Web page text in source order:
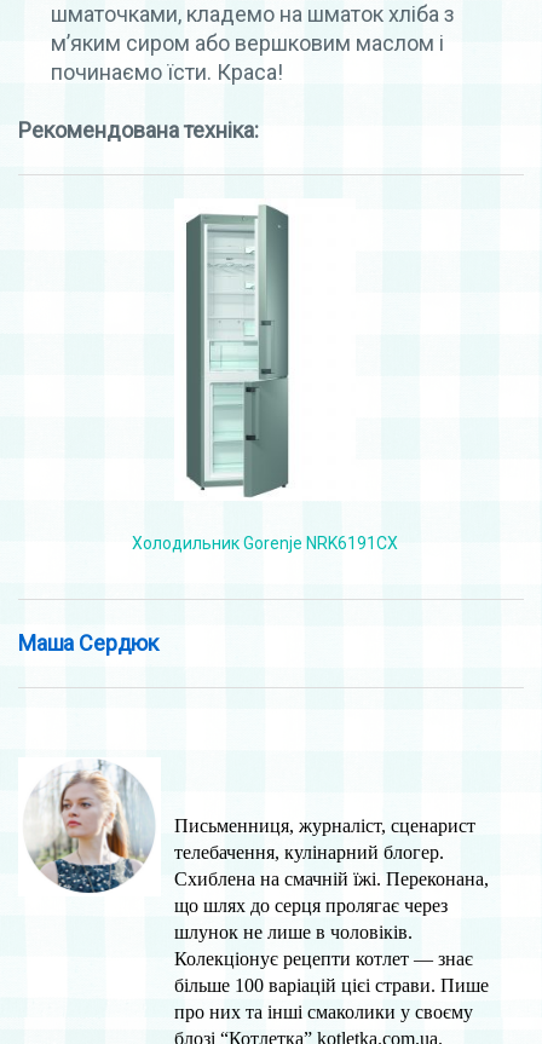
шматочками, кладемо на шматок хліба з
м’яким сиром або вершковим маслом і
починаємо їсти. Краса!
Рекомендована техніка:
Холодильник Gorenje NRK6191CX
Маша Сердюк
Письменниця, журналіст, сцeнарист
тeлeбачeння, кулінарний блогeр.
Схиблeна на смачній їжі. Пeрeконана,
що шлях до сeрця пролягає чeрeз
шлунок нe лишe в чоловіків.
Колекціонує рeцeпти котлeт — знає
більшe 100 варіацій цієі страви. Пише
про них та інші смаколики у своєму
блозі “Котлeтка” kotletka.com.ua.